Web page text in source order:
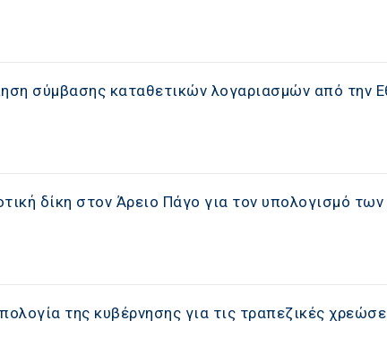
σύμβασης καταθετικών λογαριασμών από την
δίκη στον Άρειο Πάγο για τον υπολογισμό
της κυβέρνησης για τις τραπεζικές